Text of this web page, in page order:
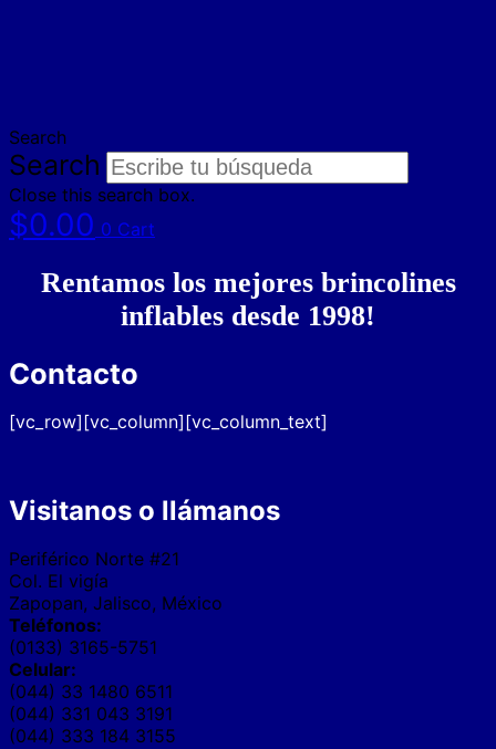
Search
Search
Close this search box.
$0.00 0 Cart
Rentamos los mejores brincolines
inflables desde 1998!
Contacto
[vc_row][vc_column][vc_column_text]
Visitanos o llámanos
Periférico Norte #21
Col. El vigía
Zapopan, Jalisco, México
Teléfonos:
(0133) 3165-5751
Celular:
(044) 33 1480 6511
(044) 331 043 3191
(044) 333 184 3155